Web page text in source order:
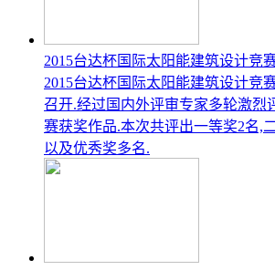
2015台达杯国际太阳能建筑设计竞
2015台达杯国际太阳能建筑设计竞
召开.经过国内外评审专家多轮激烈
赛获奖作品.本次共评出一等奖2名,
以及优秀奖多名.